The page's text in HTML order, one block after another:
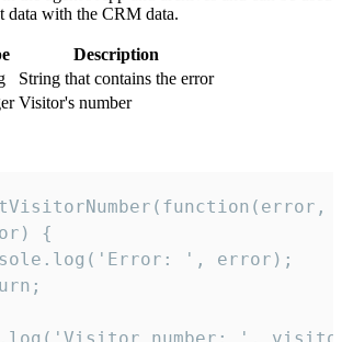
data with the CRM data.
Description
String that contains the error
Visitor's number
{
', error);